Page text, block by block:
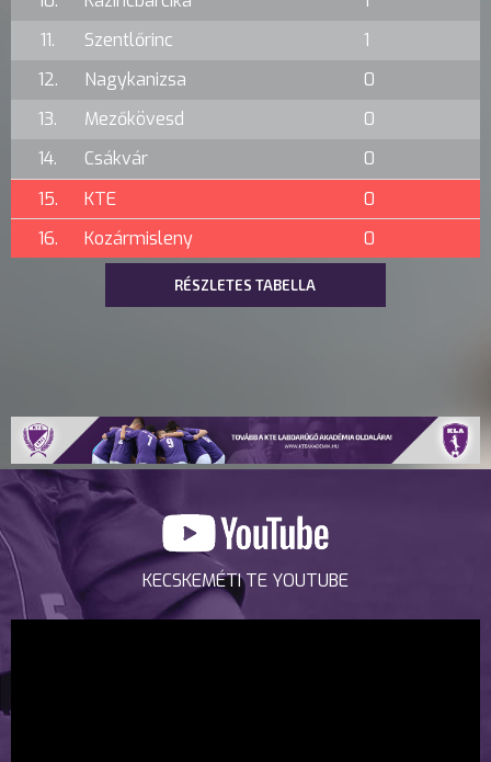
11.
Szentlőrinc
1
12.
Nagykanizsa
0
13.
Mezőkövesd
0
14.
Csákvár
0
15.
KTE
0
16.
Kozármisleny 0
RÉSZLETES TABELLA
KECSKEMÉTI TE YOUTUBE